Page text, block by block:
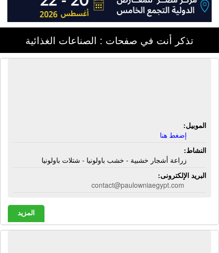
تذكر أنت في صفحات : الصناعات الغذائية
الموبيل:
إضغط هنا
النشاط:
زراعة أشجار خشبية - خشب باولونيا - شتلات باولونيا
البريد الإلكترونى:
contact@paulowniaegypt.com
المزيد